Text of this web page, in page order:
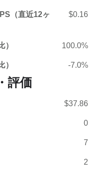
（直近12ヶ
$0.16
） 100.0%
） -7.0%
評価
$37.86
0
7
2